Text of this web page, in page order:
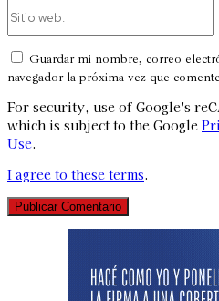
Guardar mi nombre, correo
navegador la próxima vez que
For security, use of Google's
which is subject to the Google
Use.
I agree to these terms.